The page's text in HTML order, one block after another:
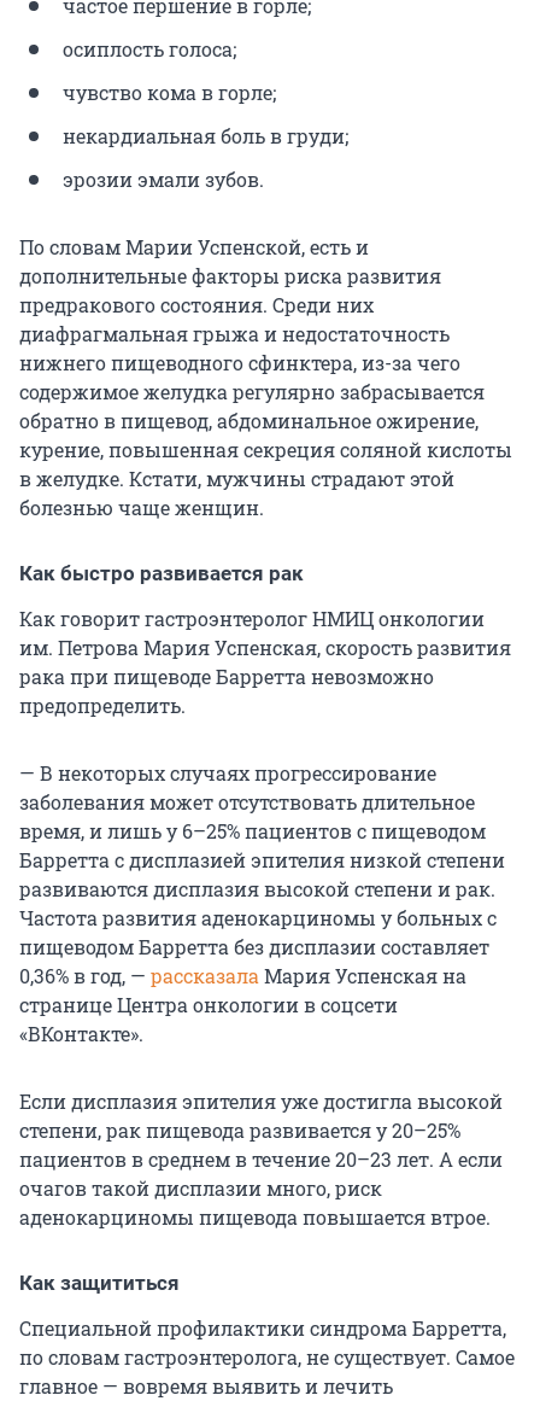
частое першение в горле;
осиплость голоса;
чувство кома в горле;
некардиальная боль в груди;
эрозии эмали зубов.
По словам Марии Успенской, есть и
дополнительные факторы риска развития
предракового состояния. Среди них
диафрагмальная грыжа и недостаточность
нижнего пищеводного сфинктера, из-за чего
содержимое желудка регулярно забрасывается
обратно в пищевод, абдоминальное ожирение,
курение, повышенная секреция соляной кислоты
в желудке. Кстати, мужчины страдают этой
болезнью чаще женщин.
Как быстро развивается рак
Как говорит гастроэнтеролог НМИЦ онкологии
им. Петрова Мария Успенская, скорость развития
рака при пищеводе Барретта невозможно
предопределить.
— В некоторых случаях прогрессирование
заболевания может отсутствовать длительное
время, и лишь у 6–25% пациентов с пищеводом
Барретта с дисплазией эпителия низкой степени
развиваются дисплазия высокой степени и рак.
Частота развития аденокарциномы у больных с
пищеводом Барретта без дисплазии составляет
0,36% в год, — рассказалаМария Успенская на
странице Центра онкологии в соцсети
«ВКонтакте».
Если дисплазия эпителия уже достигла высокой
степени, рак пищевода развивается у 20–25%
пациентов в среднем в течение 20–23 лет. А если
очагов такой дисплазии много, риск
аденокарциномы пищевода повышается втрое.
Как защититься
Специальной профилактики синдрома Барретта,
по словам гастроэнтеролога, не существует. Самое
главное — вовремя выявить и лечить